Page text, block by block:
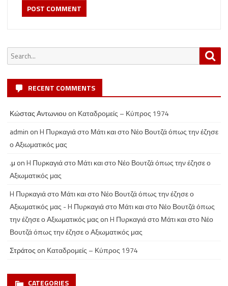
Search
for:
RECENT COMMENTS
Κώστας Αντωνιου on Καταδρομείς – Κύπρος 1974
admin onH Πυρκαγιά στο Μάτι και στο Νέο Βουτζά όπως την έζησε
ο Αξιωματικός μας
.μ onH Πυρκαγιά στο Μάτι και στο Νέο Βουτζά όπως την έζησε ο
Αξιωματικός μας
H Πυρκαγιά στο Μάτι και στο Νέο Βουτζά όπως την έζησε ο
Αξιωματικός μας - H Πυρκαγιά στο Μάτι και στο Νέο Βουτζά όπως
την έζησε ο Αξιωματικός μας onH Πυρκαγιά στο Μάτι και στο Νέο
Βουτζά όπως την έζησε ο Αξιωματικός μας
Στράτος on Καταδρομείς – Κύπρος 1974
CATEGORIES